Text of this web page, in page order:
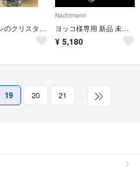
ナハトマンのクリスタル花瓶 新品未使用
Nachtmann
ヨッコ様専用 新品 未使用 ナハトマン ボサノバ スクエアボウル ガラス
¥ 5,180
19 20 21 …